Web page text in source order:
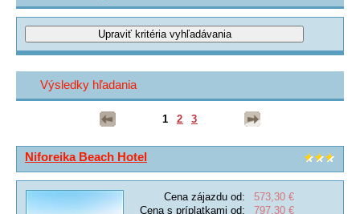
Výsledky hľadania
1 2 3
Niforeika Beach Hotel
Cena zájazdu od:
573,30 €
Cena s príplatkami od:
797,30 €